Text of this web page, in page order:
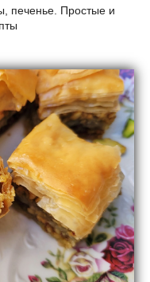
печенье. Простые и